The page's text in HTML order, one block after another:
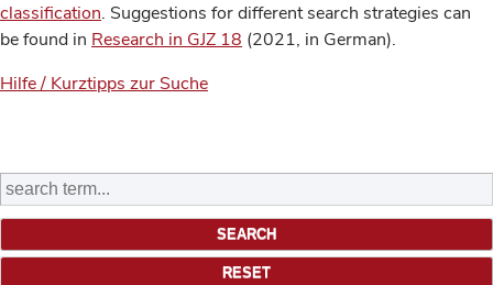
classification. Suggestions for different search strategies can
be found in Research in GJZ 18 (2021, in German).
Hilfe / Kurztipps zur Suche